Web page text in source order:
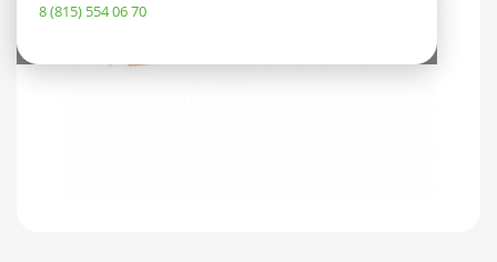
8 (815) 554 06 70